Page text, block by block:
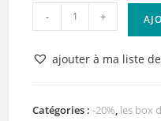
quantité
de
La
Février
- +
ajouter à ma liste
Catégories :-20% les box